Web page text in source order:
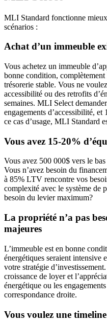
MLI Standard fonctionne
scénarios :
Achat d’un immeuble
Vous achetez un immeuble
bonne condition,
trésorerie stable. Vous ne
accessibilité ou des retrofits
semaines. MLI Select
engagements d’accessibilité,
ce cas d’usage, MLI Standard
Vous avez 15-20%
Vous avez 500 000$ vers le
Vous n’avez besoin du
à 85% LTV rencontre vos
complexité avec le système de
besoin du levier maximum?
La propriété n’a pas
majeures
L’immeuble est en bonne
énergétiques seraient intensive
votre stratégie
croissance de loyer et
énergétique ou les
correspondance droite.
Vous voulez une